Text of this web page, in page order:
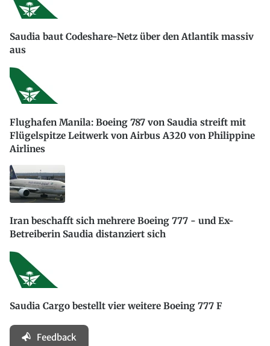
Saudia baut Codeshare-Netz über den Atlantik massiv
aus
Flughafen Manila: Boeing 787 von Saudia streift mit
Flügelspitze Leitwerk von Airbus A320 von Philippine
Airlines
Iran beschafft sich mehrere Boeing 777 - und Ex-
Betreiberin Saudia distanziert sich
Saudia Cargo bestellt vier weitere Boeing 777 F
Feedback